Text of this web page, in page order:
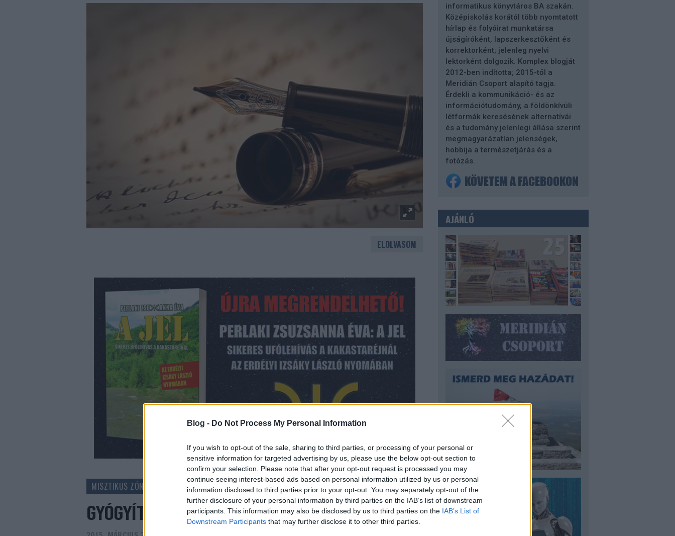
Blog - Do Not Process My Personal Information
If you wish to opt-out of the sale, sharing to third parties, or processing of your personal or
sensitive information for targeted advertising by us, please use the below opt-out section to
confirm your selection. Please note that after your opt-out request is processed you may
continue seeing interest-based ads based on personal information utilized by us or personal
information disclosed to third parties prior to your opt-out. You may separately opt-out of the
further disclosure of your personal information by third parties on the IAB’s list of downstream
participants. This information may also be disclosed by us to third parties on the IAB’s List of
Downstream Participants that may further disclose it to other third parties.
ELOLVASOM
GYÓGYÍTÓ GYERTYALÁNG
MISZTIKUS ZÓNA
informatikus könyvtáros BA szakán.
Középiskolás korától több nyomtatott
hírlap és folyóirat munkatársa
újságíróként, lapszerkesztőként és
korrektorként; jelenleg nyelvi
lektorként dolgozik. Komplex blogját
2012-ben indította; 2015-től a
Meridián Csoport alapító tagja.
Érdekli a kommunikáció- és az
információtudomány, a földönkívüli
létformák keresésének alternatívái
és a tudomány jelenlegi állása szerint
megmagyarázatlan jelenségek,
hobbija a természetjárás és a
fotózás.
AJÁNLÓ